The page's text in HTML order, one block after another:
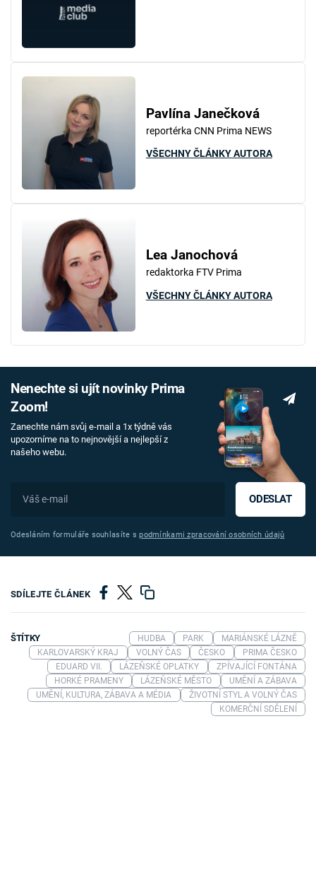
Pavlína Janečková
reportérka CNN Prima NEWS
VŠECHNY ČLÁNKY AUTORA
Lea Janochová
redaktorka FTV Prima
VŠECHNY ČLÁNKY AUTORA
Nenechte si ujít novinky Prima
Zoom!
Zanechte nám svůj e-mail a 1x týdně vás
upozorníme na to nejnovější a nejlepší z
našeho webu.
ODESLAT
Odesláním formuláře souhlasíte spodmínkami zpracování osobních údajů
SDÍLEJTE ČLÁNEK
ŠTÍTKY HUDBA PARK
MARIÁNSKÉ LÁZNĚ
KARLOVARSKÝ KRAJ
VOLNÝ ČAS ČESKO
PRIMA ČESKO
EDUARD VII.
LÁZEŇSKÉ OPLATKY
ZPÍVAJÍCÍ FONTÁNA
HORKÉ PRAMENY
LÁZEŇSKÉ MĚSTO
UMĚNÍ A ZÁBAVA
UMĚNÍ, KULTURA, ZÁBAVA A MÉDIA
ŽIVOTNÍ STYL A VOLNÝ ČAS
KOMERČNÍ SDĚLENÍ